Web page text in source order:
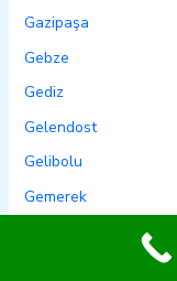
Gazipaşa
Gebze
Gediz
Gelendost
Gelibolu
Gemerek